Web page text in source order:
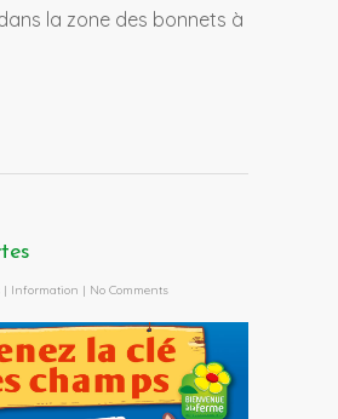
la zone des bonnets à
| Information | No Comments